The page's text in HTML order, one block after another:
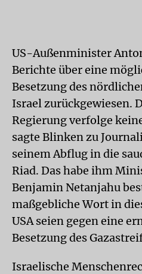
US-Außenminister
Berichte über eine
Besetzung des
Israel zurückgewiesen.
Regierung verfolge
sagte Blinken zu
seinem Abflug in die
Riad. Das habe ihm
Benjamin Netanjahu
maßgebliche Wort in
USA seien gegen eine
Besetzung des
Israelische